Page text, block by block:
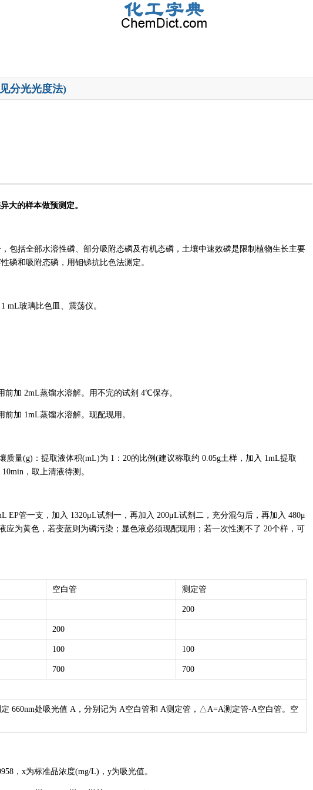
分光光度法)
大的样本做预测定。
包括全部水溶性磷、部分吸附态磷及有机态磷，土壤中速效磷是限制植物生长主要
磷和吸附态磷，用钼锑抗比色法测定。
mL玻璃比色皿、震荡仪。
加 2mL蒸馏水溶解。用不完的试剂 4℃保存。
加 1mL蒸馏水溶解。现配现用。
质量(g)：提取液体积(mL)为 1：20的比例(建议称取约 0.05g土样，加入 1mL提取
，取上清液待测。
EP管一支，加入 1320μL试剂一，再加入 200μL试剂二，充分混匀后，再加入 480μ
应为黄色，若变蓝则为磷污染；显色液必须现配现用；若一次性测不了 20个样，可
空白管 测定管
200
200
100 100
700 700
660nm处吸光值 A，分别记为 A空白管和 A测定管，△A=A测定管-A空白管。空
，x为标准品浓度(mg/L)，y为吸光值。